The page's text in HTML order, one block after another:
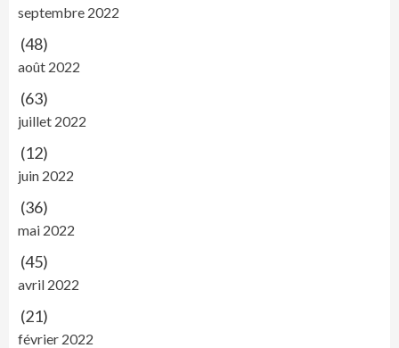
septembre 2022
(48)
août 2022
(63)
juillet 2022
(12)
juin 2022
(36)
mai 2022
(45)
avril 2022
(21)
février 2022